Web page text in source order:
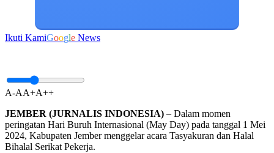
Ikuti KamiGoogle News
A-AA+A++
JEMBER (JURNALIS INDONESIA) – Dalam momen
peringatan Hari Buruh Internasional (May Day) pada tanggal 1 Mei
2024, Kabupaten Jember menggelar acara Tasyakuran dan Halal
Bihalal Serikat Pekerja.